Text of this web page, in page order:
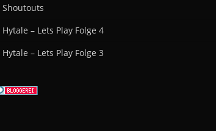
Shoutouts
Hytale – Lets Play Folge 4
Hytale – Lets Play Folge 3